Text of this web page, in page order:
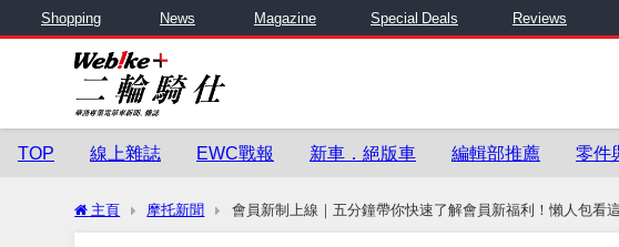
Shopping News Magazine Special Deals Reviews
TOP 線上雜誌 EWC戰報 新車．絕版車 編輯部推薦 零件
主頁 摩托新聞 會員新制上線｜五分鐘帶你快速了解會員新福利！懶人包看